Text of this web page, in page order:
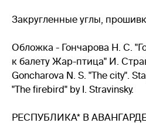
Закругленные углы,
Обложка - Гончарова Н. С.
к балету Жар-птица" И.
Goncharova N. S. "The city".
"The firebird" by I. Stravinsky.
РЕСПУБЛИКА* В АВАНГАРДЕ